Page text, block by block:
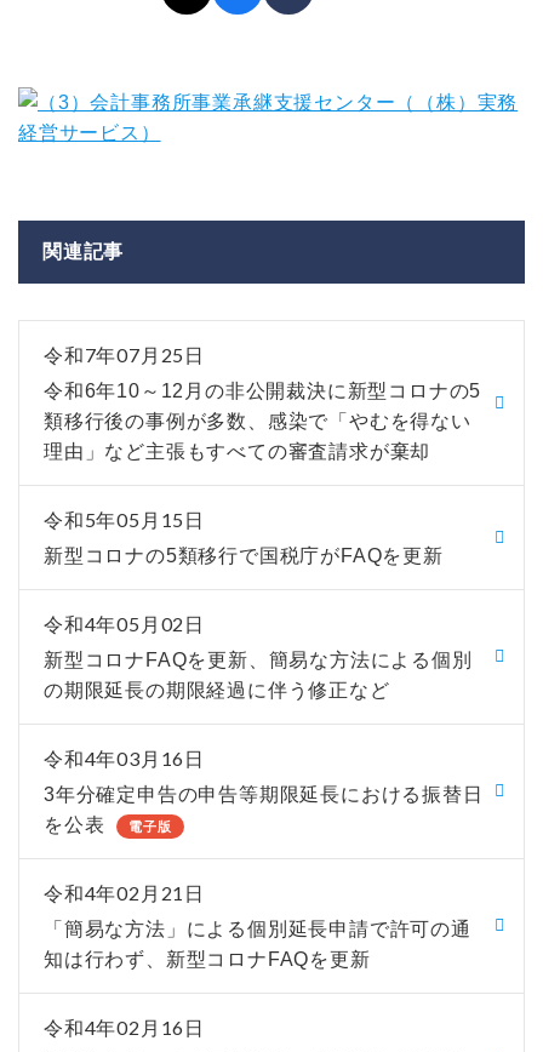
関連記事
令和7年07月25日
令和6年10～12月の非公開裁決に新型コロナの5
類移行後の事例が多数、感染で「やむを得ない
理由」など主張もすべての審査請求が棄却
令和5年05月15日
新型コロナの5類移行で国税庁がFAQを更新
令和4年05月02日
新型コロナFAQを更新、簡易な方法による個別
の期限延長の期限経過に伴う修正など
令和4年03月16日
3年分確定申告の申告等期限延長における振替日
を公表
電子版
令和4年02月21日
「簡易な方法」による個別延長申請で許可の通
知は行わず、新型コロナFAQを更新
令和4年02月16日